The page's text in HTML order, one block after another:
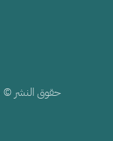
حقوق النشر ©